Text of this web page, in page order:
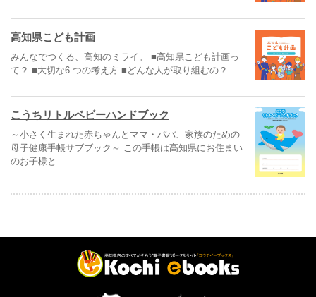
高知県こども計画
みんなでつくる、高知のミライ。 ■高知県こども計画っ
て？ ■大切な6 つの考え方 ■どんな人が取り組むの？
こうちリトルベビーハンドブック
～小さく生まれた赤ちゃんとママ・パパ、家族のための
母子健康手帳サブブック～ この手帳は高知県にお住まい
のお子様と